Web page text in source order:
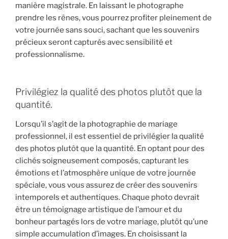
manière magistrale. En laissant le photographe
prendre les rênes, vous pourrez profiter pleinement de
votre journée sans souci, sachant que les souvenirs
précieux seront capturés avec sensibilité et
professionnalisme.
Privilégiez la qualité des photos plutôt que la
quantité.
Lorsqu’il s’agit de la photographie de mariage
professionnel, il est essentiel de privilégier la qualité
des photos plutôt que la quantité. En optant pour des
clichés soigneusement composés, capturant les
émotions et l’atmosphère unique de votre journée
spéciale, vous vous assurez de créer des souvenirs
intemporels et authentiques. Chaque photo devrait
être un témoignage artistique de l’amour et du
bonheur partagés lors de votre mariage, plutôt qu’une
simple accumulation d’images. En choisissant la